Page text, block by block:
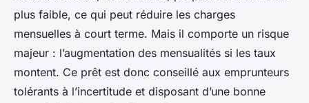
plus faible, ce qui peut réduire les charges
mensuelles à court terme. Mais il comporte un risque
majeur : l’augmentation des mensualités si les taux
montent. Ce prêt est donc conseillé aux emprunteurs
tolérants à l’incertitude et disposant d’une bonne